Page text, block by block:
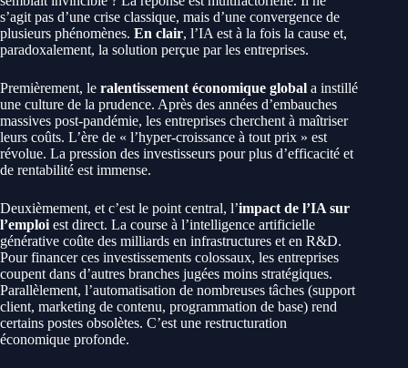
s’agit pas d’une crise classique, mais d’une convergence de
plusieurs phénomènes. En clair, l’IA est à la fois la cause et,
paradoxalement, la solution perçue par les entreprises.
Premièrement, le ralentissement économique global a instillé
une culture de la prudence. Après des années d’embauches
massives post-pandémie, les entreprises cherchent à maîtriser
leurs coûts. L’ère de « l’hyper-croissance à tout prix » est
révolue. La pression des investisseurs pour plus d’efficacité et
de rentabilité est immense.
Deuxièmement, et c’est le point central, l’impact de l’IA sur
l’emploi est direct. La course à l’intelligence artificielle
générative coûte des milliards en infrastructures et en R&D.
Pour financer ces investissements colossaux, les entreprises
coupent dans d’autres branches jugées moins stratégiques.
Parallèlement, l’automatisation de nombreuses tâches (support
client, marketing de contenu, programmation de base) rend
certains postes obsolètes. C’est une restructuration
économique profonde.